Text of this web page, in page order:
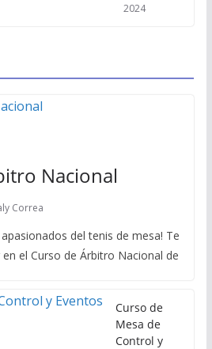
2024
Nacional
Correa
del tenis de mesa! Te
el Curso de Árbitro Nacional de
Curso de
Mesa de
Control y